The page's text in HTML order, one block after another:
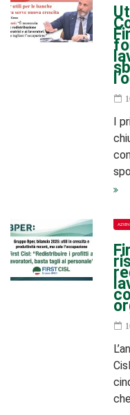
I